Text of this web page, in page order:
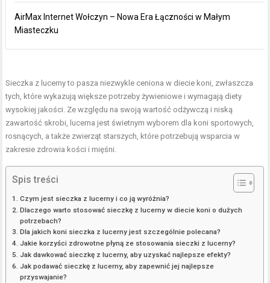
AirMax Internet Wołczyn – Nowa Era Łączności w Małym
Miasteczku
Sieczka z lucerny to pasza niezwykle ceniona w diecie koni, zwłaszcza
tych, które wykazują większe potrzeby żywieniowe i wymagają diety
wysokiej jakości. Ze względu na swoją wartość odżywczą i niską
zawartość skrobi, lucerna jest świetnym wyborem dla koni sportowych,
rosnących, a także zwierząt starszych, które potrzebują wsparcia w
zakresie zdrowia kości i mięśni.
Spis treści
Czym jest sieczka z lucerny i co ją wyróżnia?
Dlaczego warto stosować sieczkę z lucerny w diecie koni o dużych
potrzebach?
Dla jakich koni sieczka z lucerny jest szczególnie polecana?
Jakie korzyści zdrowotne płyną ze stosowania sieczki z lucerny?
Jak dawkować sieczkę z lucerny, aby uzyskać najlepsze efekty?
Jak podawać sieczkę z lucerny, aby zapewnić jej najlepsze
przyswajanie?